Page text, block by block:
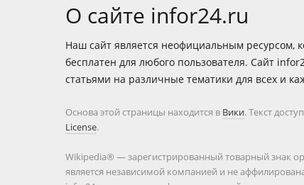
О сайте infor24.ru
Наш сайт является неофициальным ресурсом,
бесплатен для любого пользователя. Сайт
статьями на различные тематики для всех и
Основа этой страницы находится в Вики. Текст
License.
Wikipedia® — зарегистрированный товарный знак
является независимой компанией и не